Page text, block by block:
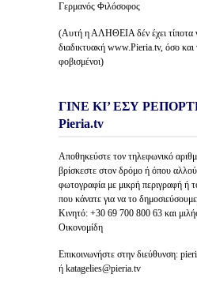
Γερμανός Φιλόσοφος
(Αυτή η ΑΛΗΘΕΙΑ δέν έχει τίποτα
διαδικτυακή www.Pieria.tv, όσο και
φοβισμένοι)
ΓΙΝΕ ΚΙ’ ΕΣΥ
Pieria.tv
Αποθηκεύστε τον τηλεφωνικό
βρίσκεστε στον δρόμο ή όπου
φωτογραφία με μικρή περιγραφή ή
που κάνατε για να το
Κινητό: +30 69 700 800 63 και
Οικονομίδη
Επικοινωνήστε στην διεύθυνση:
ή katagelies@pieria.tv